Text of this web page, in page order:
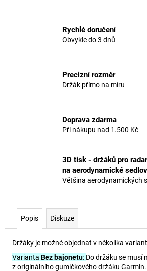
Rychlé doručení
Obvykle do 3 dnů
Precizní rozměr
Držák přímo na míru
Doprava zdarma
Při nákupu nad 1.500 Kč
3D tisk - držáků pro
na aerodynamické
Většina aerodynamických
Popis Diskuze
Držáky je možné objednat v několika
Varianta Bez bajonetu: Do držáku se musí
z originálního gumičkového držáku Garmin.